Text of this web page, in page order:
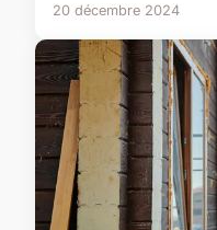
20 décembre 2024